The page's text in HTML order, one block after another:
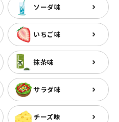
ソーダ味
いちご味
抹茶味
サラダ味
チーズ味